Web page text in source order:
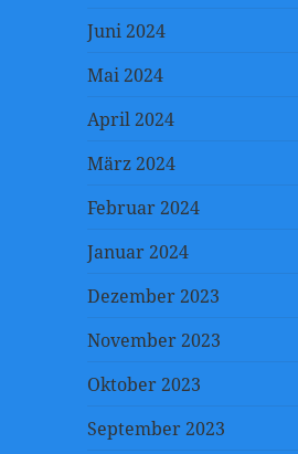
Juni 2024
Mai 2024
April 2024
März 2024
Februar 2024
Januar 2024
Dezember 2023
November 2023
Oktober 2023
September 2023